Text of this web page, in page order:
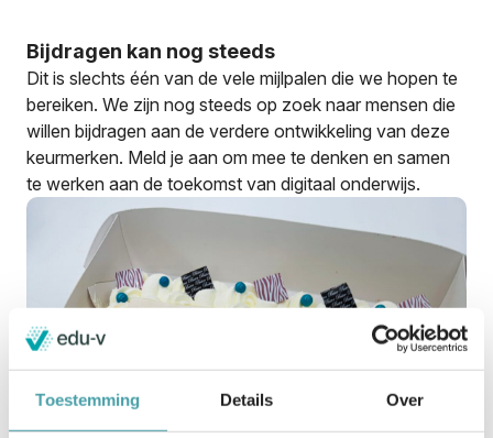
Toestemming Details Over
Bijdragen kan nog steeds
Dit is slechts één van de vele mijlpalen die we hopen te
bereiken. We zijn nog steeds op zoek naar mensen die
willen bijdragen aan de verdere ontwikkeling van deze
keurmerken. Meld je aan om mee te denken en samen
te werken aan de toekomst van digitaal onderwijs.